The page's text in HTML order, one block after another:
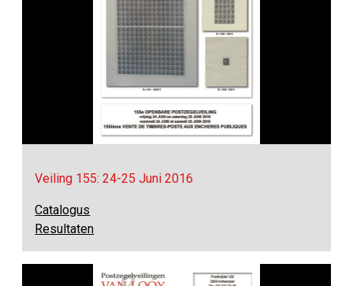
Veiling 155: 24-25 Juni 2016
Catalogus
Resultaten